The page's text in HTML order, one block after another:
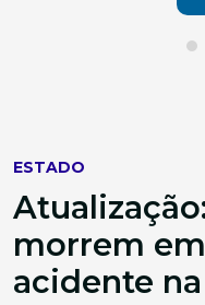
ESTADO
morrem
acidente na